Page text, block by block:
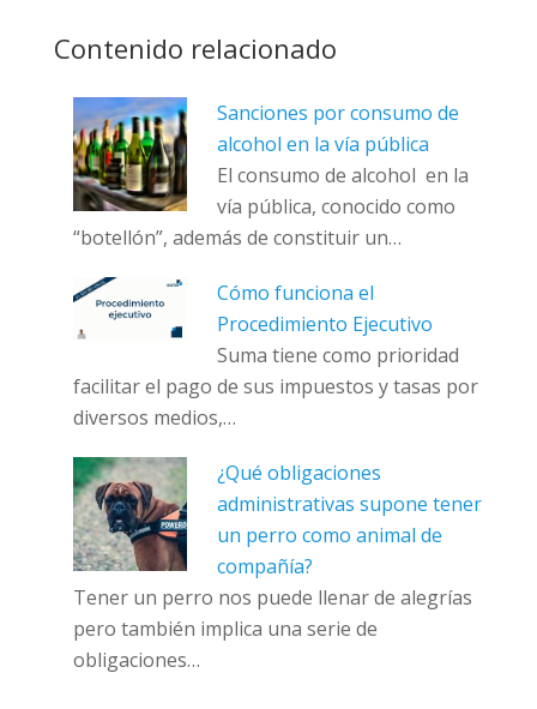
Contenido relacionado
Sanciones por consumo de
alcohol en la vía pública
El consumo de alcohol en la
vía pública, conocido como
“botellón”, además de constituir un…
Cómo funciona el
Procedimiento Ejecutivo
Suma tiene como prioridad
facilitar el pago de sus impuestos y tasas por
diversos medios,…
¿Qué obligaciones
administrativas supone tener
un perro como animal de
compañía?
Tener un perro nos puede llenar de alegrías
pero también implica una serie de
obligaciones…